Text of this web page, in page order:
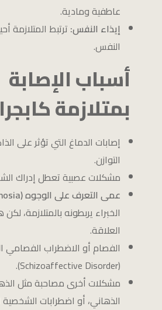
عاطفية ومادية.
إيذاء النفس: ترتبط المتلازمة
النفس.
أسباب الإصابة
بمتلازمة
إصابات الدماغ التي تؤثر على
التوازن.
مشكلات عصبية تعطل إدراك
عمى التعرف على الوجوه (Prosopagnosia):
الخبراء يربطونه بالمتلازمة،
العلاقة.
الفصام أو الاضطراب الفصامي
(Schizoaffective Disorder).
مشكلات أخرى مصاحبة مثل
الذهاني، أو اضطرابات